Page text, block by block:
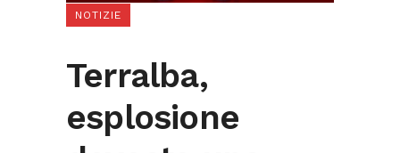
NOTIZIE
Terralba,
esplosione